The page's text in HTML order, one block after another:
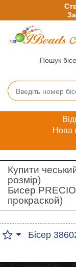
Пошук
Нова
Купити
розмір)
Бисер
прокраской)
Бісер